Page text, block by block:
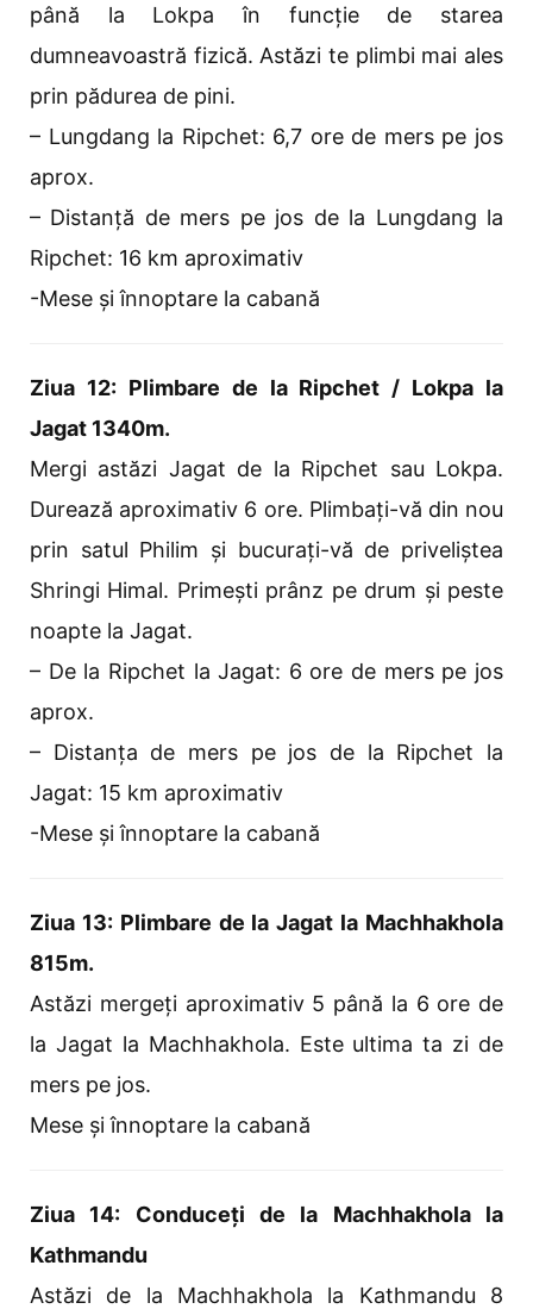
până la Lokpa în funcție de starea
dumneavoastră fizică. Astăzi te plimbi mai ales
prin pădurea de pini.
– Lungdang la Ripchet: 6,7 ore de mers pe jos
aprox.
– Distanță de mers pe jos de la Lungdang la
Ripchet: 16 km aproximativ
-Mese și înnoptare la cabană
Ziua 12: Plimbare de la Ripchet / Lokpa la
Jagat 1340m.
Mergi astăzi Jagat de la Ripchet sau Lokpa.
Durează aproximativ 6 ore. Plimbați-vă din nou
prin satul Philim și bucurați-vă de priveliștea
Shringi Himal. Primești prânz pe drum și peste
noapte la Jagat.
– De la Ripchet la Jagat: 6 ore de mers pe jos
aprox.
– Distanța de mers pe jos de la Ripchet la
Jagat: 15 km aproximativ
-Mese și înnoptare la cabană
Ziua 13: Plimbare de la Jagat la Machhakhola
815m.
Astăzi mergeți aproximativ 5 până la 6 ore de
la Jagat la Machhakhola. Este ultima ta zi de
mers pe jos.
Mese și înnoptare la cabană
Ziua 14: Conduceți de la Machhakhola la
Kathmandu
Astăzi de la Machhakhola la Kathmandu 8